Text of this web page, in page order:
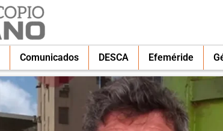
Comunicados DESCA Efeméride